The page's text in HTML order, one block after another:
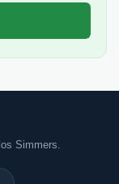
Simmers.